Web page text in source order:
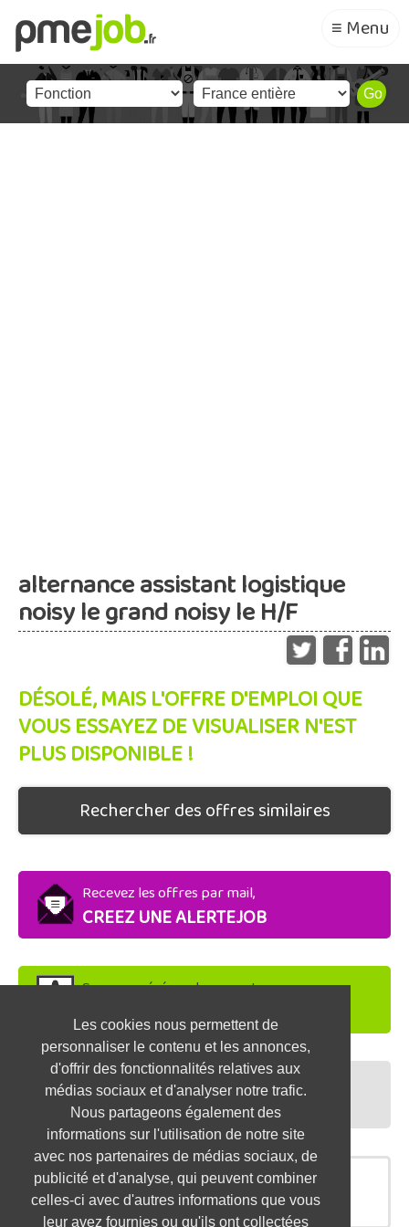
Les cookies nous permettent de
personnaliser le contenu et les annonces,
d'offrir des fonctionnalités relatives aux
médias sociaux et d'analyser notre trafic.
Nous partageons également des
informations sur l'utilisation de notre site
avec nos partenaires de médias sociaux, de
publicité et d'analyse, qui peuvent combiner
celles-ci avec d'autres informations que vous
leur avez fournies ou qu'ils ont collectées
≡ Menu
alternance assistant logistique
noisy le grand noisy le H/F
DÉSOLÉ, MAIS L'OFFRE D'EMPLOI QUE
VOUS ESSAYEZ DE VISUALISER N'EST
PLUS DISPONIBLE !
Rechercher des offres similaires
Recevez les offres par mail,
CREEZ UNE ALERTEJOB
Soyez repéré par les recruteurs,
DEPOSEZ VOTRE CV
Préparez vos entretiens,
TESTEZ-VOUS
OFFRES SIMILAIRES